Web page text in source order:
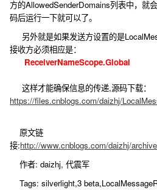
方的AllowedSenderDomains列表中，就
码后运行一下就可以了。
另外就是如果发送方设置的是
接收方必须相应是：
ReceiverNameScope.Global
这样才能确保信息的传递,源码下载：
https://files.cnblogs.com/daizhj/
原文链
接:http://www.cnblogs.com/daizhj/
作者: daizhj, 代震军
Tags: silverlight,3